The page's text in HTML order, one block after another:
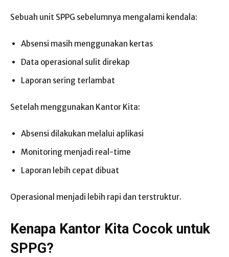
Sebuah unit SPPG sebelumnya mengalami kendala:
Absensi masih menggunakan kertas
Data operasional sulit direkap
Laporan sering terlambat
Setelah menggunakan Kantor Kita:
Absensi dilakukan melalui aplikasi
Monitoring menjadi real-time
Laporan lebih cepat dibuat
Operasional menjadi lebih rapi dan terstruktur.
Kenapa Kantor Kita Cocok untuk
SPPG?